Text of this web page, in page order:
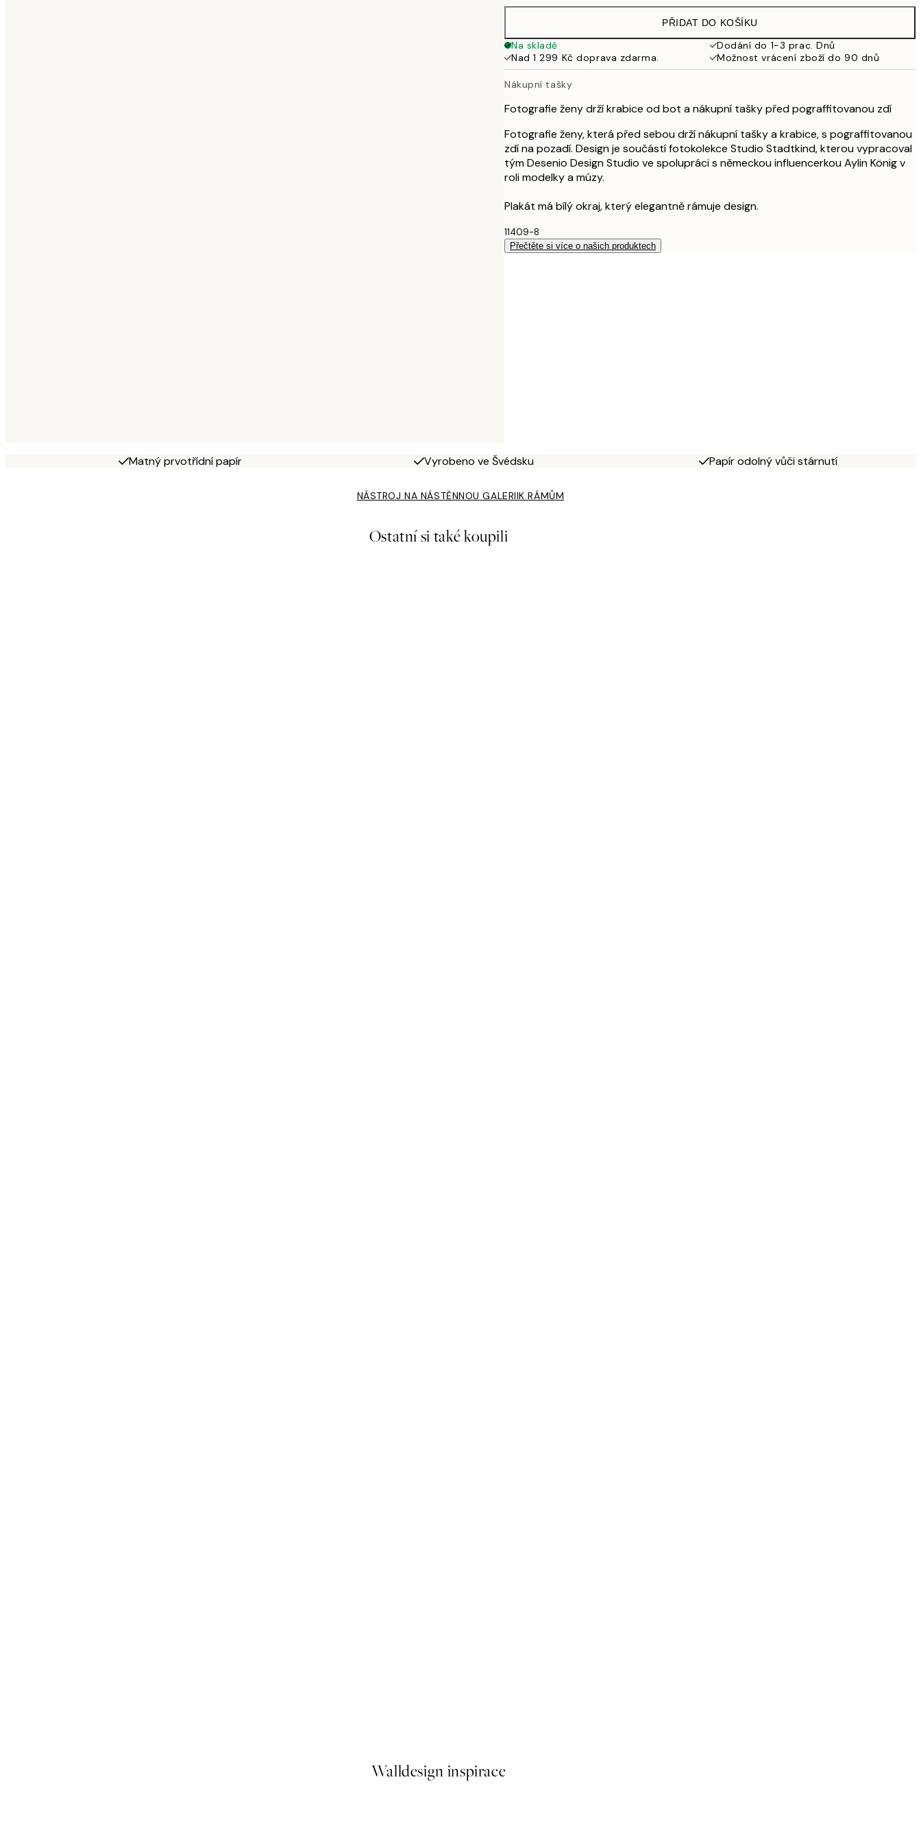
1 307 Kč
PŘIDAT DO KOŠÍKU
Na skladě
Dodání do 1-3 prac. Dnů
Nad 1 299 Kč doprava zdarma.
Možnost vrácení zboží do 90 dnů
Nákupní tašky
Fotografie ženy drží krabice od bot a nákupní tašky před pograffitovanou zdí
Fotografie ženy, která před sebou drží nákupní tašky a krabice, s pograffitovanou
zdí na pozadí. Design je součástí fotokolekce Studio Stadtkind, kterou vypracoval
tým Desenio Design Studio ve spolupráci s německou influencerkou Aylin König v
roli modelky a múzy.
Plakát má bílý okraj, který elegantně rámuje design.
11409-8
Přečtěte si více o našich produktech
Matný prvotřídní papír Vyrobeno ve Švédsku Papír odolný vůči stárnutí
NÁSTROJ NA NÁSTĚNNOU GALERIIK RÁMŮM
Ostatní si také koupili
Walldesign inspirace